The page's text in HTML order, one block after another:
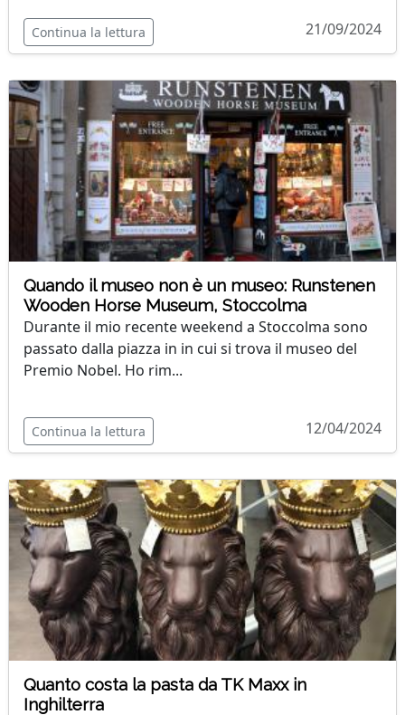
Continua la lettura 21/09/2024
Quando il museo non è un museo: Runstenen
Wooden Horse Museum, Stoccolma
Durante il mio recente weekend a Stoccolma sono
passato dalla piazza in in cui si trova il museo del
Premio Nobel. Ho rim...
Continua la lettura 12/04/2024
Quanto costa la pasta da TK Maxx in
Inghilterra